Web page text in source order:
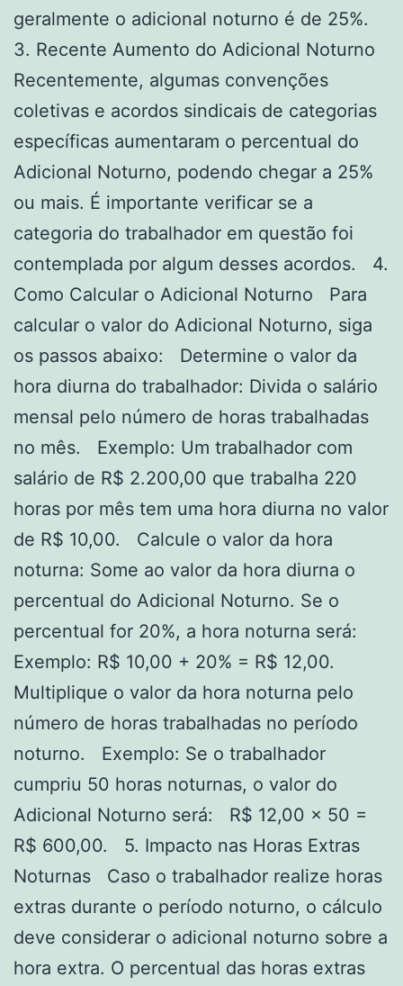
geralmente o adicional noturno é de 25%.
3. Recente Aumento do Adicional Noturno
Recentemente, algumas convenções
coletivas e acordos sindicais de categorias
específicas aumentaram o percentual do
Adicional Noturno, podendo chegar a 25%
ou mais. É importante verificar se a
categoria do trabalhador em questão foi
contemplada por algum desses acordos. 4.
Como Calcular o Adicional Noturno Para
calcular o valor do Adicional Noturno, siga
os passos abaixo: Determine o valor da
hora diurna do trabalhador: Divida o salário
mensal pelo número de horas trabalhadas
no mês. Exemplo: Um trabalhador com
salário de R$ 2.200,00 que trabalha 220
horas por mês tem uma hora diurna no valor
de R$ 10,00. Calcule o valor da hora
noturna: Some ao valor da hora diurna o
percentual do Adicional Noturno. Se o
percentual for 20%, a hora noturna será:
Exemplo: R$ 10,00 + 20% = R$ 12,00.
Multiplique o valor da hora noturna pelo
número de horas trabalhadas no período
noturno. Exemplo: Se o trabalhador
cumpriu 50 horas noturnas, o valor do
Adicional Noturno será: R$ 12,00 x 50 =
R$ 600,00. 5. Impacto nas Horas Extras
Noturnas Caso o trabalhador realize horas
extras durante o período noturno, o cálculo
deve considerar o adicional noturno sobre a
hora extra. O percentual das horas extras